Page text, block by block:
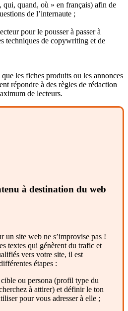
quand, où » en français) afin de
de l’internaute ;
pour le pousser à passer à
techniques de copywriting et de
les fiches produits ou les annonces
répondre à des règles de rédaction
de lecteurs.
à destination du web
un site web ne s’improvise pas !
textes qui génèrent du trafic et
vers votre site, il est
étapes :
ou persona (profil type du
à attirer) et définir le ton
pour vous adresser à elle ;